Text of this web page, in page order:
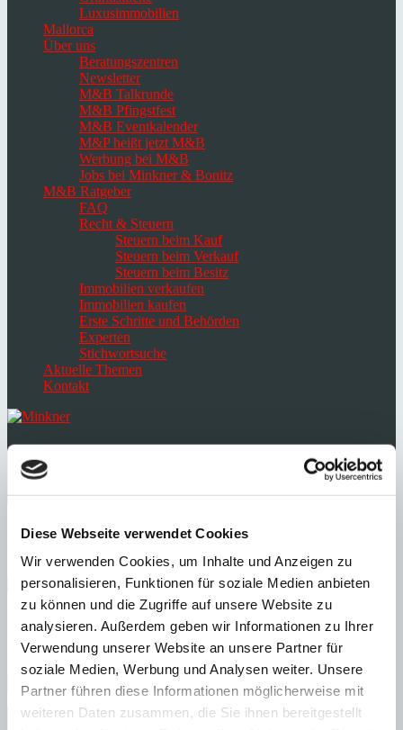
Diese Webseite verwendet Cookies
Wir verwenden Cookies, um Inhalte und Anzeigen zu
personalisieren, Funktionen für soziale Medien anbieten
zu können und die Zugriffe auf unsere Website zu
analysieren. Außerdem geben wir Informationen zu Ihrer
Verwendung unserer Website an unsere Partner für
soziale Medien, Werbung und Analysen weiter. Unsere
Partner führen diese Informationen möglicherweise mit
weiteren Daten zusammen, die Sie ihnen bereitgestellt
Luxusimmobilien
Mallorca
Über uns
Beratungszentren
Newsletter
M&B Talkrunde
M&B Pfingstfest
M&B Eventkalender
M&P heißt jetzt M&B
Werbung bei M&B
Jobs bei Minkner & Bonitz
M&B Ratgeber
FAQ
Recht & Steuern
Steuern beim Kauf
Steuern beim Verkauf
Steuern beim Besitz
Immobilien verkaufen
Immobilien kaufen
Erste Schritte und Behörden
Experten
Stichwortsuche
Aktuelle Themen
Kontakt
umschalten
Select
language
Español
Eigenschaft:Swimming pool
Es scheint, dass wir nicht finden, wonach Sie schauen. Vielleicht
hilft eine Suche weiter.
nach
Immobilien Bendinat